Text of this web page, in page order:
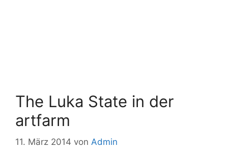
The Luka State in der
artfarm
11. März 2014 von Admin